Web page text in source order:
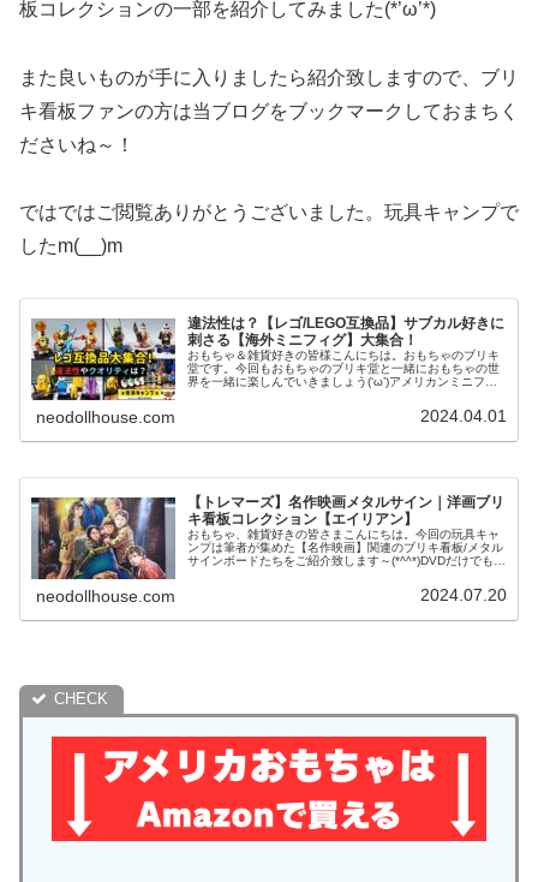
板コレクションの一部を紹介してみました(*’ω’*)
また良いものが手に入りましたら紹介致しますので、ブリ
キ看板ファンの方は当ブログをブックマークしておまちく
ださいね～！
ではではご閲覧ありがとうございました。玩具キャンプで
したm(__)m
違法性は？【レゴ/LEGO互換品】サブカル好きに
刺さる【海外ミニフィグ】大集合！
おもちゃ＆雑貨好きの皆様こんにちは。おもちゃのブリキ
堂です。今回もおもちゃのブリキ堂と一緒におもちゃの世
界を一緒に楽しんでいきましょう(‘ω’)アメリカンミニフィ
neodollhouse.com 2024.04.01
【トレマーズ】名作映画メタルサイン｜洋画ブリ
キ看板コレクション【エイリアン】
おもちゃ、雑貨好きの皆さまこんにちは。今回の玩具キャ
ンプは筆者が集めた【名作映画】関連のブリキ看板/メタル
サインボードたちをご紹介致します～(*^^*)DVDだけでも
neodollhouse.com 2024.07.20